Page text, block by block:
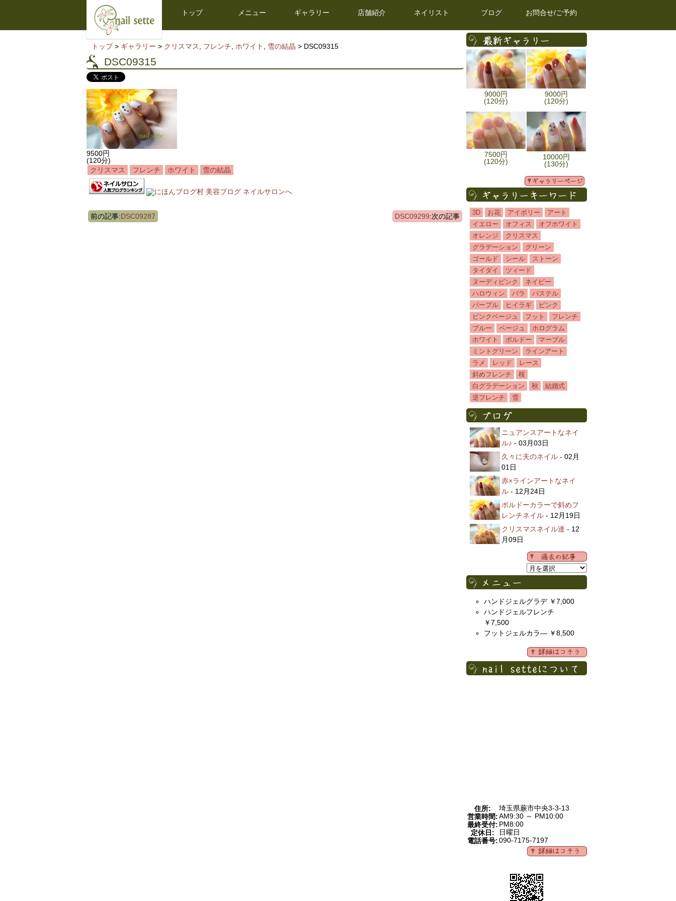
トップ メニュー ギャラリー 店舗紹介 ネイリスト ブログ お問合せ/ご予約
トップ> ギャラリー > クリスマス フレンチ ホワイト 雪の結晶 > DSC09315
DSC09315
9500円
(120分)
クリスマス
フレンチ ホワイト 雪の結晶
前の記事:DSC09287 DSC09299:次の記事
9000円
(120分)
9000円
(120分)
7500円
(120分)
10000円
(130分)
3D お花 アイボリー
アート
イエロー
オフィス
オフホワイト
オレンジ
クリスマス
グラデーション
グリーン
ゴールド
シール
ストーン
タイダイ
ツィード
ヌーディピンク
ネイビー
ハロウィン
バラ
パステル
パープル
ヒイラギ
ピンク
ピンクベージュ
フット
フレンチ
ブルー
ベージュ
ホログラム
ホワイト
ボルドー
マーブル
ミントグリーン
ラインアート
ラメ
レッド
レース
斜めフレンチ
桜
白グラデーション
秋
結婚式
逆フレンチ
雪
ニュアンスアートなネイ
ル♪ - 03月03日
久々に夫のネイル - 02月
01日
赤×ラインアートなネイ
ル - 12月24日
ボルドーカラーで斜めフ
レンチネイル - 12月19日
クリスマスネイル達 - 12
月09日
ハンドジェルグラデ ￥7,000
ハンドジェルフレンチ
￥7,500
フットジェルカラ― ￥8,500
住所:
埼玉県蕨市中央3-3-13
営業時間:AM9:30 ～ PM10:00
最終受付: PM8:00
定休日:
日曜日
電話番号:090-7175-7197